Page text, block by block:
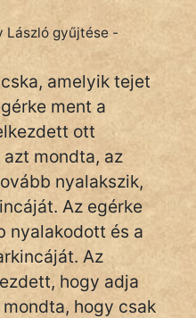
László gyűjtése -
amelyik tejet
ment a
ott
mondta, az
nyalakszik,
Az egérke
nyalakodott és a
Az
hogy adja
hogy csak